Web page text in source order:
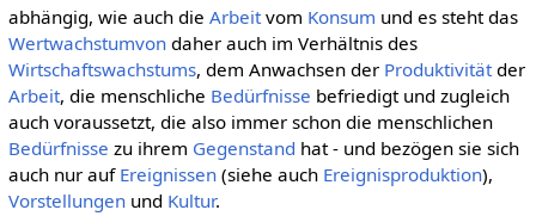
abhängig, wie auch die Arbeitvom Konsum und es steht das
Wertwachstumvondaher auch im Verhältnis des
Wirtschaftswachstums, dem Anwachsen der Produktivitätder
Arbeit, die menschliche Bedürfnisse befriedigt und zugleich
auch voraussetzt, die also immer schon die menschlichen
Bedürfnisse zu ihrem Gegenstand hat - und bezögen sie sich
auch nur auf Ereignissen(siehe auch Ereignisproduktion),
Vorstellungenund Kultur.